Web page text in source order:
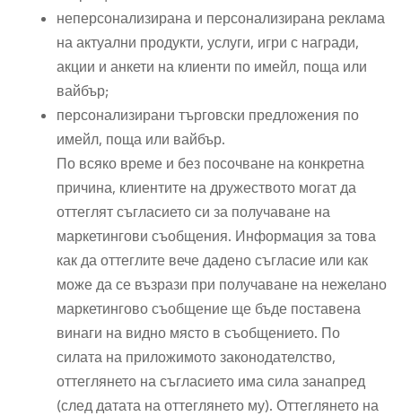
неперсонализирана и персонализирана реклама
на актуални продукти, услуги, игри с награди,
акции и анкети на клиенти по имейл, поща или
вайбър;
персонализирани търговски предложения по
имейл, поща или вайбър.
По всяко време и без посочване на конкретна
причина, клиентите на дружеството могат да
оттеглят съгласието си за получаване на
маркетингови съобщения. Информация за това
как да оттеглите вече дадено съгласие или как
може да се възрази при получаване на нежелано
маркетингово съобщение ще бъде поставена
винаги на видно място в съобщението. По
силата на приложимото законодателство,
оттеглянето на съгласието има сила занапред
(след датата на оттеглянето му). Оттеглянето на